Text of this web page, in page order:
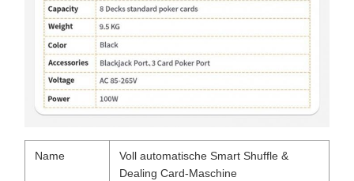
Name
Voll automatische Smart Shuffle &
Dealing Card-Maschine